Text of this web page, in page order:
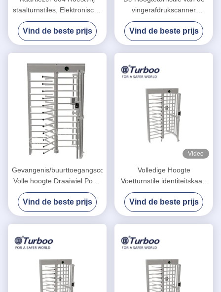
staalturnstiles, Elektronische
Turnstile Poorten
Vind de beste prijs
vingerafdrukscanner
Volledige Poortg538 OEM de
Dienstturnstile Motor
Vind de beste prijs
Gevangenis/buurttoegangscontrole
Volle hoogte Draaiwiel Poort
QR-code 50Hz Input
Vind de beste prijs
Video
Volledige Hoogte
Voetturnstile identiteitskaart
van de Veiligheidsic van het
Poortroestvrije staal Hoge
Vind de beste prijs